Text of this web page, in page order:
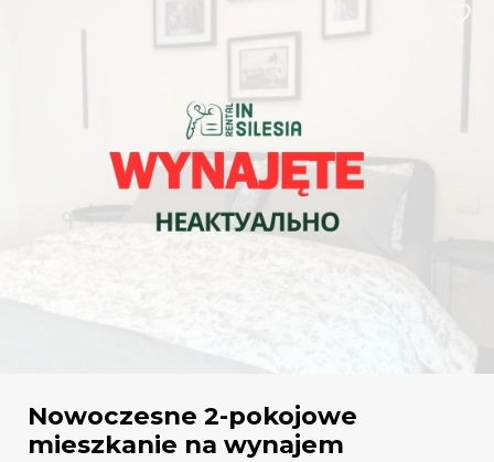
Nowoczesne 2-pokojowe
mieszkanie na wynajem